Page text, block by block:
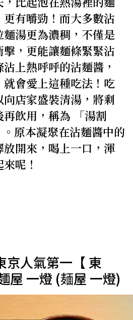
網站政策
有嚼勁！而大多數沾
湯更為濃稠，不僅是
，更能讓麵條緊緊沾
上熱呼呼的沾麵醬，
就會愛上這種吃法！吃
店家盛裝清湯，將剩
飲用，稱為 「湯割
。原本凝聚在沾麵醬中的
開來，喝上一口，渾
呢！
人氣第一【 東
屋 一燈 (麺屋 一燈)